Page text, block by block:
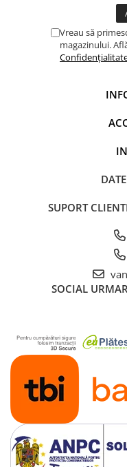
Rașini Reparații Fisuri
Aditivi pentru Șape
Amorse și Promotori de
Stabilizare Suport
Reparare Beton,
Mortare Speciale
Profile Decorative
Ancadramente Uși și
Termosistem Decorativ
Brâuri Decorative
Scafe pentru Led
Cornișe
Plinte
Panouri Decorative 3D
Accesorii Montaj
Glafuri
Vreau să
magazinului.
SUPORT
SOCIAL